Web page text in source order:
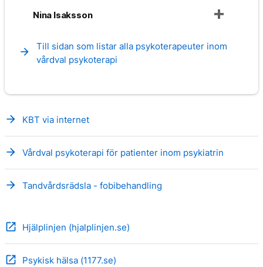
Nina Isaksson
arrow_forward
Till sidan som listar alla psykoterapeuter inom
vårdval psykoterapi
arrow_forward KBT via internet
arrow_forward Vårdval psykoterapi för patienter inom psykiatrin
arrow_forward Tandvårdsrädsla - fobibehandling
open_in_new Hjälplinjen (hjalplinjen.se)
open_in_new Psykisk hälsa (1177.se)